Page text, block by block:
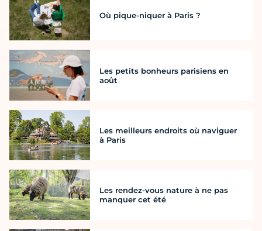
Où pique-niquer à Paris ?
Les petits bonheurs parisiens en
août
Les meilleurs endroits où naviguer
à Paris
Les rendez-vous nature à ne pas
manquer cet été